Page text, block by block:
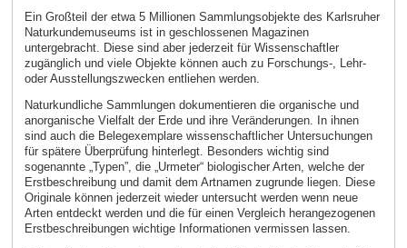
Ein Großteil der etwa 5 Millionen Sammlungsobjekte des Karlsruher
Naturkundemuseums ist in geschlossenen Magazinen
untergebracht. Diese sind aber jederzeit für Wissenschaftler
zugänglich und viele Objekte können auch zu Forschungs-, Lehr-
oder Ausstellungszwecken entliehen werden.
Naturkundliche Sammlungen dokumentieren die organische und
anorganische Vielfalt der Erde und ihre Veränderungen. In ihnen
sind auch die Belegexemplare wissenschaftlicher Untersuchungen
für spätere Überprüfung hinterlegt. Besonders wichtig sind
sogenannte „Typen”, die „Urmeter“ biologischer Arten, welche der
Erstbeschreibung und damit dem Artnamen zugrunde liegen. Diese
Originale können jederzeit wieder untersucht werden wenn neue
Arten entdeckt werden und die für einen Vergleich herangezogenen
Erstbeschreibungen wichtige Informationen vermissen lassen.